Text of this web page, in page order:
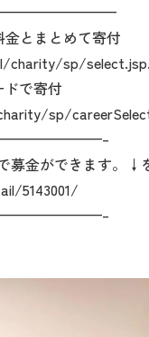
とまとめて寄付
charity/sp/
ドで寄付
sp/
募金ができます。↓
5143001/